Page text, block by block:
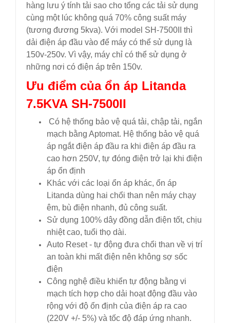
hàng lưu ý tính tải sao cho tổng các tải sử dụng
cùng một lúc không quá 70% công suất máy
(tương đương 5kva). Với model SH-7500II thì
dải điện áp đầu vào để máy có thể sử dụng là
150v-250v. Vì vậy, máy chỉ có thể sử dụng ở
những nơi có điện áp trên 150v.
Ưu điểm của ổn áp Litanda
7.5KVA SH-7500II
Có hệ thống bảo vệ quá tải, chập tải, ngắn
mạch bằng Aptomat. Hệ thống bảo vệ quá
áp ngắt điện áp đầu ra khi điện áp đầu ra
cao hơn 250V, tự đóng điện trở lại khi điện
áp ổn định
Khác với các loại ổn áp khác, ổn áp
Litanda dùng hai chổi than nên máy chạy
êm, bù điện nhanh, đủ công suất.
Sử dụng 100% dây đồng dẫn điện tốt, chịu
nhiệt cao, tuổi thọ dài.
Auto Reset - tự động đưa chổi than về vị trí
an toàn khi mất điện nên không sợ sốc
điện
Công nghệ điều khiển tự động bằng vi
mạch tích hợp cho dải hoạt động đầu vào
rộng với độ ổn định của điện áp ra cao
(220V +/- 5%) và tốc độ đáp ứng nhanh.